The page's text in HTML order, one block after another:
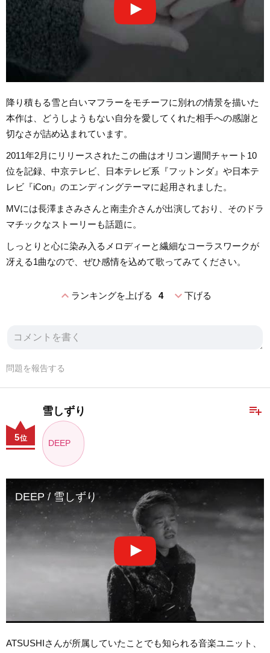
降り積もる雪と白いマフラーをモチーフに別れの情景を描いた
本作は、どうしようもない自分を愛してくれた相手への感謝と
切なさが詰め込まれています。
2011年2月にリリースされたこの曲はオリコン週間チャート10
位を記録、中京テレビ、日本テレビ系『フットンダ』や日本テ
レビ『iCon』のエンディングテーマに起用されました。
MVには長澤まさみさんと南圭介さんが出演しており、そのドラ
マチックなストーリーも話題に。
しっとりと心に染み入るメロディーと繊細なコーラスワークが
冴える1曲なので、ぜひ感情を込めて歌ってみてください。
expand_lessランキングを上げる 4 expand_more下げる
問題を報告する
playlist_add
雪しずり
DEEP
5位
DEEP / 雪しずり
ATSUSHIさんが所属していたことでも知られる音楽ユニット、